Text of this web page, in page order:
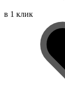
в 1 клик